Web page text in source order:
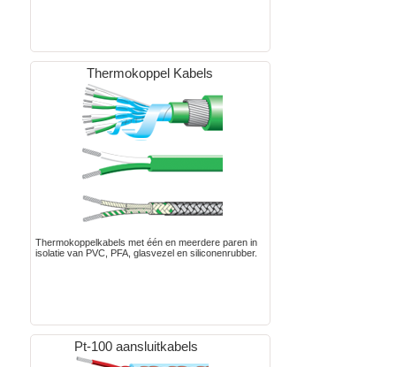
Thermokoppel Kabels
Thermokoppelkabels met één en meerdere paren in
isolatie van PVC, PFA, glasvezel en siliconenrubber.
Pt-100 aansluitkabels